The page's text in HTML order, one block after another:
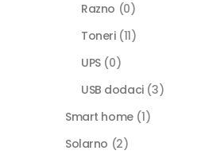
Razno (0)
Toneri (11)
UPS (0)
USB dodaci (3)
Smart home (1)
Solarno (2)